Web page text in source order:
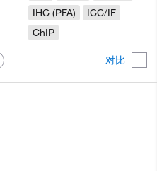
对比
IHC (PFA)
ICC/IF
ChIP